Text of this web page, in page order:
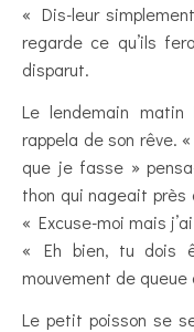
« Dis-leur
regarde ce qu’ils
disparut.
Le lendemain
rappela de son rêve.
que je fasse »
thon qui nageait
« Excuse-moi mais
« Eh bien, tu dois
mouvement de queue
Le petit poisson se